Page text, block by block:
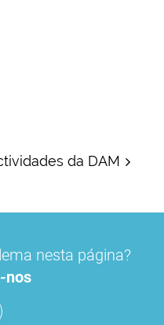
da DAM
nesta página?
nos